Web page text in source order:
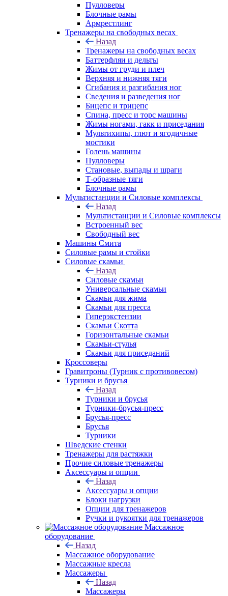
Пулловеры
Блочные рамы
Армрестлинг
Тренажеры на свободных весах
Назад
Тренажеры на свободных весах
Баттерфляи и дельты
Жимы от груди и плеч
Верхняя и нижняя тяги
Сгибания и разгибания ног
Сведения и разведения ног
Бицепс и трицепс
Спина, пресс и торс машины
Жимы ногами, гакк и приседания
Мультихипы, глют и ягодичные
мостики
Голень машины
Пулловеры
Становые, выпады и шраги
Т-образные тяги
Блочные рамы
Мультистанции и Силовые комплексы
Назад
Мультистанции и Силовые комплексы
Встроенный вес
Свободный вес
Машины Смита
Силовые рамы и стойки
Силовые скамьи
Назад
Силовые скамьи
Универсальные скамьи
Скамьи для жима
Скамьи для пресса
Гиперэкстензии
Скамьи Скотта
Горизонтальные скамьи
Скамьи-стулья
Скамьи для приседаний
Кроссоверы
Гравитроны (Турник с противовесом)
Турники и брусья
Назад
Турники и брусья
Турники-брусья-пресс
Брусья-пресс
Брусья
Турники
Шведские стенки
Тренажеры для растяжки
Прочие силовые тренажеры
Аксессуары и опции
Назад
Аксессуары и опции
Блоки нагрузки
Опции для тренажеров
Ручки и рукоятки для тренажеров
Массажное
оборудование
Назад
Массажное оборудование
Массажные кресла
Массажеры
Назад
Массажеры